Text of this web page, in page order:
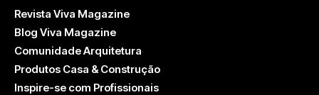
Revista Viva Magazine
Blog Viva Magazine
Comunidade Arquitetura
Produtos Casa & Construção
Inspire-se com Profissionais